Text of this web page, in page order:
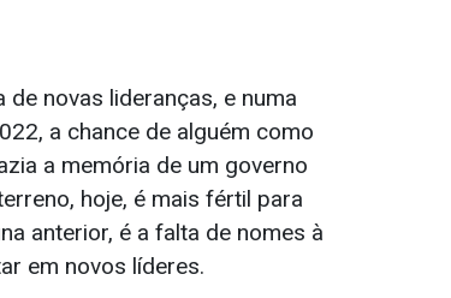
novas lideranças, e numa
a chance de alguém como
a memória de um governo
hoje, é mais fértil para
anterior, é a falta de nomes à
em novos líderes.